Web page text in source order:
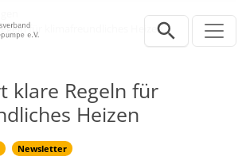
für klimafreundliches Heizen
klare Regeln für
Heizen
Newsletter